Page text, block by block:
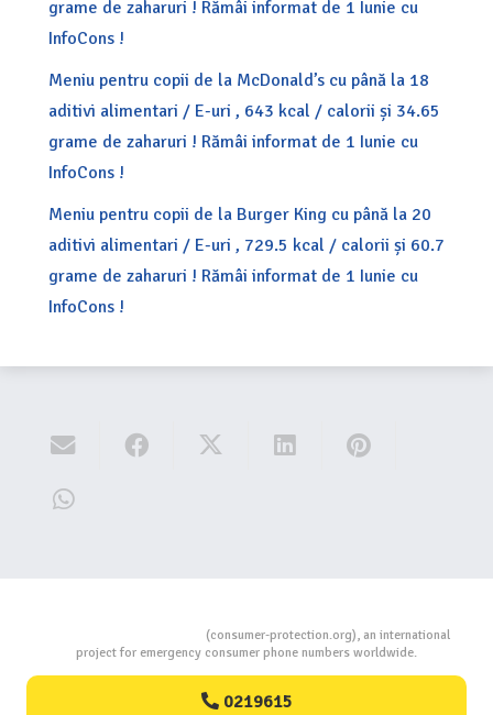
grame de zaharuri ! Rămâi informat de 1 Iunie cu
InfoCons !
Meniu pentru copii de la McDonald’s cu până la 18
aditivi alimentari / E-uri , 643 kcal / calorii și 34.65
grame de zaharuri ! Rămâi informat de 1 Iunie cu
InfoCons !
Meniu pentru copii de la Burger King cu până la 20
aditivi alimentari / E-uri , 729.5 kcal / calorii și 60.7
grame de zaharuri ! Rămâi informat de 1 Iunie cu
InfoCons !
(consumer-protection.org), an international
project for emergency consumer phone numbers worldwide.
0219615